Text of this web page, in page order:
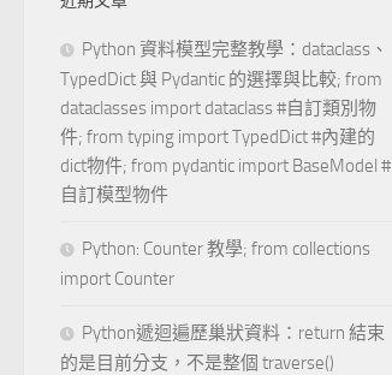
Python 資料模型完整教學：dataclass、
TypedDict 與 Pydantic 的選擇與比較; from
dataclasses import dataclass #自訂類別物
件; from typing import TypedDict #內建的
dict物件; from pydantic import BaseModel #
自訂模型物件
Python: Counter 教學; from collections
import Counter
Python遞迴遍歷巢狀資料：return 結束
的是目前分支，不是整個 traverse()